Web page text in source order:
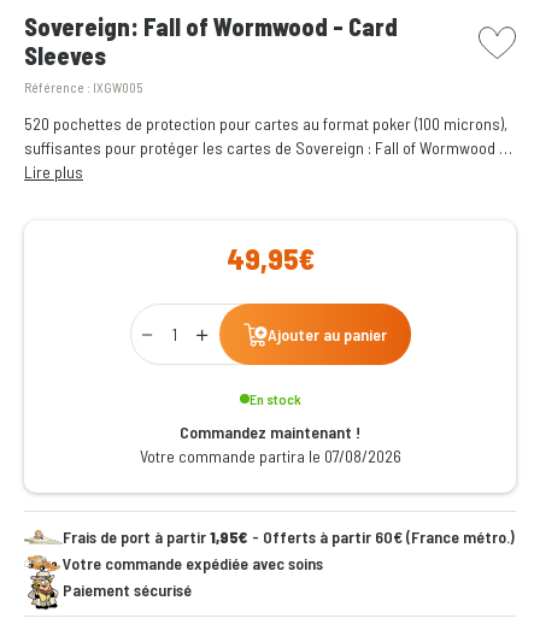
Sovereign: Fall of Wormwood - Card
Sleeves
Référence : IXGW005
picto
520 pochettes de protection pour cartes au format poker (100 microns),
suffisantes pour protéger les cartes de Sovereign : Fall of Wormwood et
de l'extension Exiles of Eden.
Lire plus
49,95€
Qty
Ajouter au panier
En stock
Commandez maintenant !
Votre commande partira le 07/08/2026
Frais de port à partir1,95€ - Offerts à partir 60€ (France métro.)
Votre commande expédiée avec soins
Paiement sécurisé